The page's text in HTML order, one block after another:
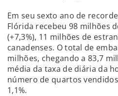
Em seu sexto ano de
Flórida recebeu 98 milhões
(+7,3%), 11 milhões de
canadenses. O total de
milhões, chegando a 83,7
média da taxa de diária da
número de quartos
1,1%.